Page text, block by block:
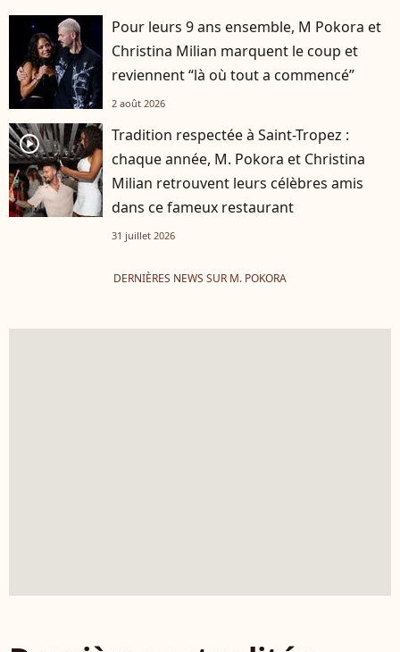
Pour leurs 9 ans ensemble, M Pokora et
Christina Milian marquent le coup et
reviennent “là où tout a commencé”
2 août 2026
player2
Tradition respectée à Saint-Tropez :
chaque année, M. Pokora et Christina
Milian retrouvent leurs célèbres amis
dans ce fameux restaurant
31 juillet 2026
DERNIÈRES NEWS SUR M. POKORA